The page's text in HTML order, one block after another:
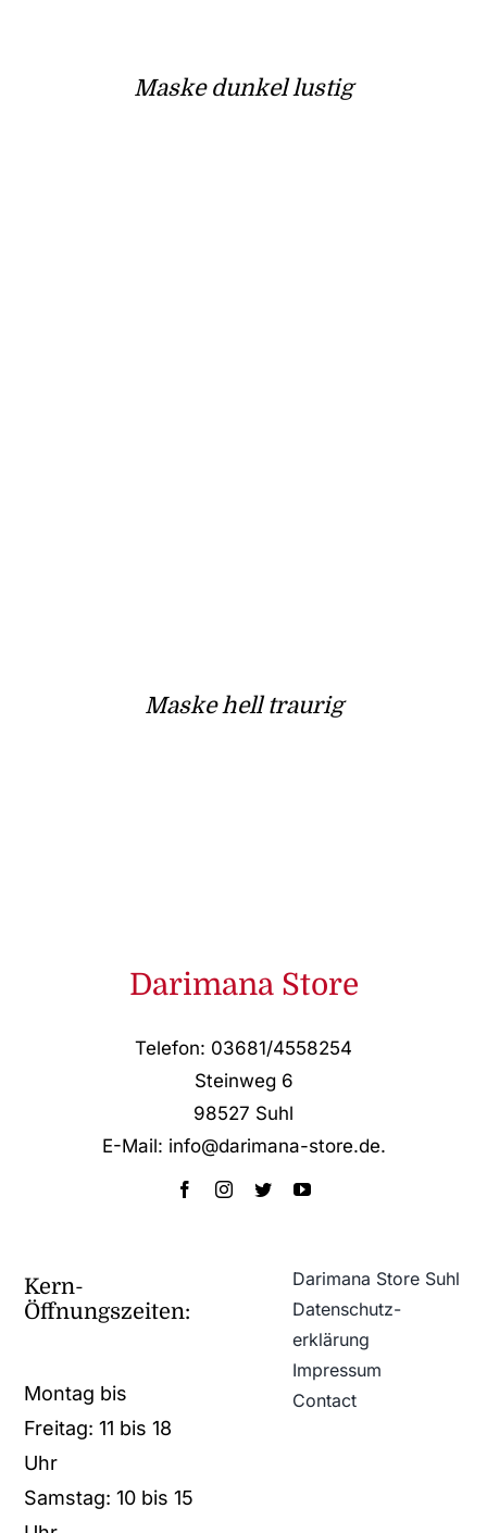
Maske dunkel lustig
Maske hell traurig
Darimana Store
Telefon: 03681/4558254
Steinweg 6
98527 Suhl
E-Mail: info@darimana-store.de.
Kern-
Öffnungszeiten:
Montag bis
Freitag: 11 bis 18
Uhr
Samstag: 10 bis 15
Darimana Store Suhl
Datenschutz­
erklärung
Impressum
Contact